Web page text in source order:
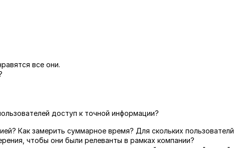
все они.
доступ к точной информации?
Как замерить суммарное время? Для скольких пользователй
чтобы они были релеванты в рамках компании?